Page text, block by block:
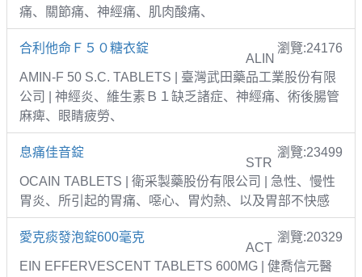
痛、關節痛、神經痛、肌肉酸痛、
合利他命Ｆ５０糖衣錠 瀏覽:24176
ALIN
AMIN-F 50 S.C. TABLETS | 臺灣武田藥品工業股份有限
公司 | 神經炎、維生素Ｂ１缺乏諸症、神經痛、術後腸管
麻痺、眼睛疲勞、
息痛佳音錠 瀏覽:23499
STR
OCAIN TABLETS | 衛采製藥股份有限公司 | 急性、慢性
胃炎、所引起的胃痛、噁心、胃灼熱、以及胃部不快感
愛克痰發泡錠600毫克 瀏覽:20329
ACT
EIN EFFERVESCENT TABLETS 600MG | 健喬信元醫